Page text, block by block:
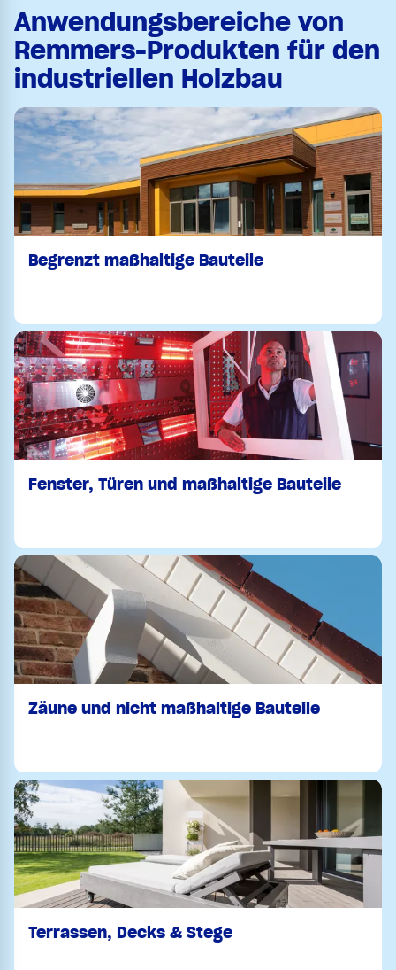
Anwendungsbereiche von
Remmers-Produkten für den
industriellen Holzbau
Begrenzt maßhaltige Bauteile
Fenster, Türen und maßhaltige Bauteile
Zäune und nicht maßhaltige Bauteile
Terrassen, Decks & Stege